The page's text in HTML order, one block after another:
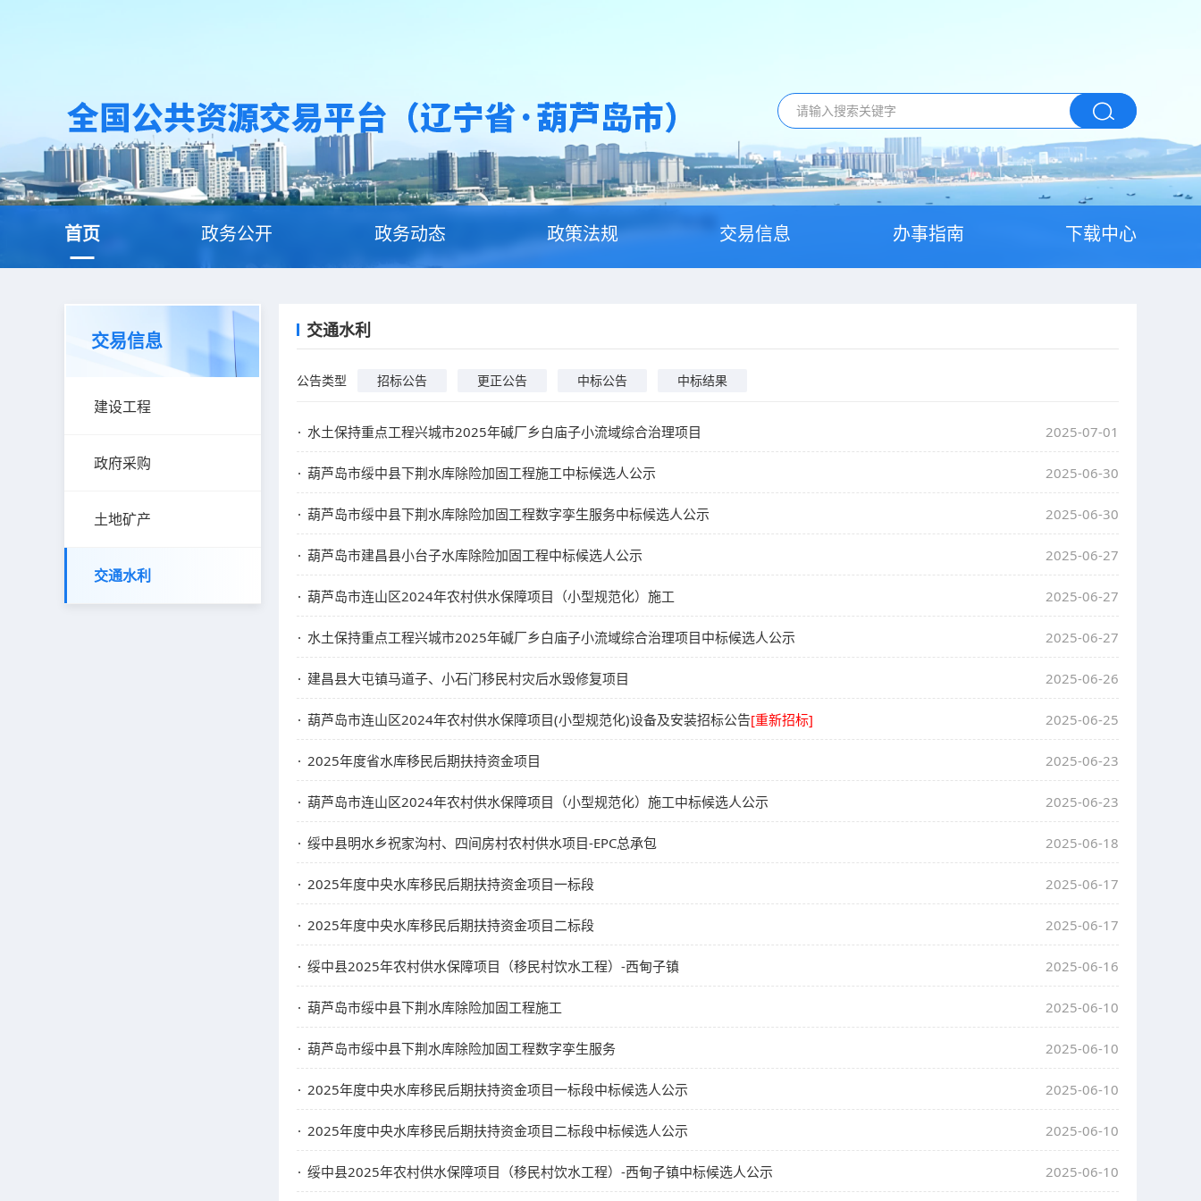
首页 政务公开 政务动态 政策法规 交易信息 办事指南 下载中心
交易信息
建设工程
政府采购
土地矿产
交通水利
交通水利
公告类型 招标公告 更正公告 中标公告 中标结果
水土保持重点工程兴城市2025年碱厂乡白庙子小流域综合治理项目 2025-07-01
葫芦岛市绥中县下荆水库除险加固工程施工中标候选人公示 2025-06-30
葫芦岛市绥中县下荆水库除险加固工程数字孪生服务中标候选人公示 2025-06-30
葫芦岛市建昌县小台子水库除险加固工程中标候选人公示 2025-06-27
葫芦岛市连山区2024年农村供水保障项目（小型规范化）施工 2025-06-27
水土保持重点工程兴城市2025年碱厂乡白庙子小流域综合治理项目中标候选人公示 2025-06-27
建昌县大屯镇马道子、小石门移民村灾后水毁修复项目 2025-06-26
葫芦岛市连山区2024年农村供水保障项目(小型规范化)设备及安装招标公告[重新招标] 2025-06-25
2025年度省水库移民后期扶持资金项目 2025-06-23
葫芦岛市连山区2024年农村供水保障项目（小型规范化）施工中标候选人公示 2025-06-23
绥中县明水乡祝家沟村、四间房村农村供水项目-EPC总承包 2025-06-18
2025年度中央水库移民后期扶持资金项目一标段 2025-06-17
2025年度中央水库移民后期扶持资金项目二标段 2025-06-17
绥中县2025年农村供水保障项目（移民村饮水工程）-西甸子镇 2025-06-16
葫芦岛市绥中县下荆水库除险加固工程施工 2025-06-10
葫芦岛市绥中县下荆水库除险加固工程数字孪生服务 2025-06-10
2025年度中央水库移民后期扶持资金项目一标段中标候选人公示 2025-06-10
2025年度中央水库移民后期扶持资金项目二标段中标候选人公示 2025-06-10
绥中县2025年农村供水保障项目（移民村饮水工程）-西甸子镇中标候选人公示 2025-06-10